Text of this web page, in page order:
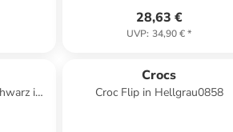
28,63 €
UVP: 34,90 €*
in
Crocs
Croc Flip in Hellgrau0858